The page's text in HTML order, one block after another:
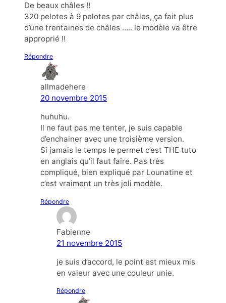
De beaux châles !!
320 pelotes à 9 pelotes par châles, ça fait plus
d’une trentaines de châles ….. le modèle va être
approprié !!
Répondre
allmadehere
20 novembre 2015
huhuhu.
Il ne faut pas me tenter, je suis capable
d’enchainer avec une troisième version.
Si jamais le temps le permet c’est THE tuto
en anglais qu’il faut faire. Pas très
compliqué, bien expliqué par Lounatine et
c’est vraiment un très joli modèle.
Répondre
Fabienne
21 novembre 2015
je suis d’accord, le point est mieux mis
en valeur avec une couleur unie.
Répondre